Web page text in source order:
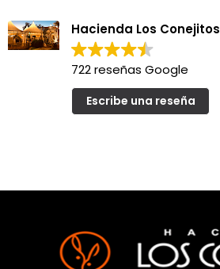
Hacienda Los Conejitos
722 reseñas Google
Escribe una reseña